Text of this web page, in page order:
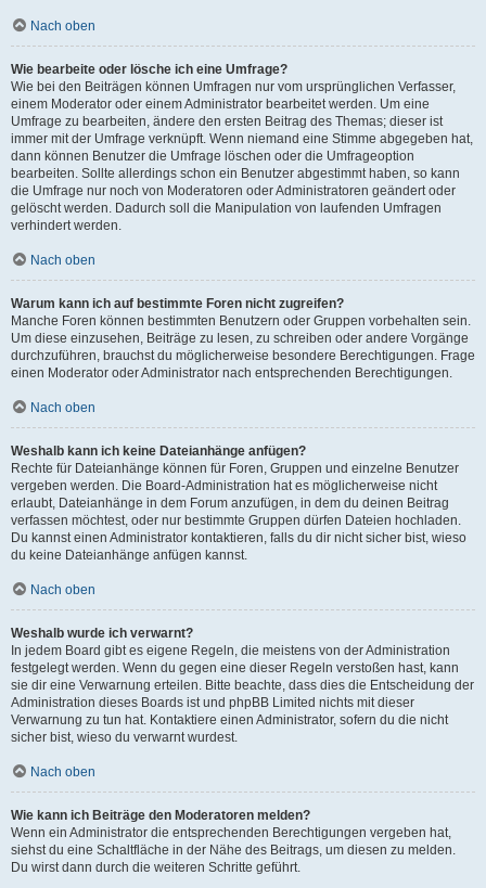
Nach oben
Wie bearbeite oder lösche ich eine Umfrage?
Wie bei den Beiträgen können Umfragen nur vom ursprünglichen Verfasser,
einem Moderator oder einem Administrator bearbeitet werden. Um eine
Umfrage zu bearbeiten, ändere den ersten Beitrag des Themas; dieser ist
immer mit der Umfrage verknüpft. Wenn niemand eine Stimme abgegeben hat,
dann können Benutzer die Umfrage löschen oder die Umfrageoption
bearbeiten. Sollte allerdings schon ein Benutzer abgestimmt haben, so kann
die Umfrage nur noch von Moderatoren oder Administratoren geändert oder
gelöscht werden. Dadurch soll die Manipulation von laufenden Umfragen
verhindert werden.
Nach oben
Warum kann ich auf bestimmte Foren nicht zugreifen?
Manche Foren können bestimmten Benutzern oder Gruppen vorbehalten sein.
Um diese einzusehen, Beiträge zu lesen, zu schreiben oder andere Vorgänge
durchzuführen, brauchst du möglicherweise besondere Berechtigungen. Frage
einen Moderator oder Administrator nach entsprechenden Berechtigungen.
Nach oben
Weshalb kann ich keine Dateianhänge anfügen?
Rechte für Dateianhänge können für Foren, Gruppen und einzelne Benutzer
vergeben werden. Die Board-Administration hat es möglicherweise nicht
erlaubt, Dateianhänge in dem Forum anzufügen, in dem du deinen Beitrag
verfassen möchtest, oder nur bestimmte Gruppen dürfen Dateien hochladen.
Du kannst einen Administrator kontaktieren, falls du dir nicht sicher bist, wieso
du keine Dateianhänge anfügen kannst.
Nach oben
Weshalb wurde ich verwarnt?
In jedem Board gibt es eigene Regeln, die meistens von der Administration
festgelegt werden. Wenn du gegen eine dieser Regeln verstoßen hast, kann
sie dir eine Verwarnung erteilen. Bitte beachte, dass dies die Entscheidung der
Administration dieses Boards ist und phpBB Limited nichts mit dieser
Verwarnung zu tun hat. Kontaktiere einen Administrator, sofern du die nicht
sicher bist, wieso du verwarnt wurdest.
Nach oben
Wie kann ich Beiträge den Moderatoren melden?
Wenn ein Administrator die entsprechenden Berechtigungen vergeben hat,
siehst du eine Schaltfläche in der Nähe des Beitrags, um diesen zu melden.
Du wirst dann durch die weiteren Schritte geführt.